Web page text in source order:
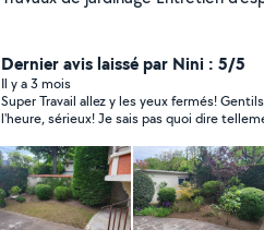
Dernier avis laissé par Nini : 5/5
Il y a 3 mois
Super Travail allez y les yeux fermés!
l'heure, sérieux! Je sais pas quoi dire
super, je vais le reprendre car j'ai d'autres à